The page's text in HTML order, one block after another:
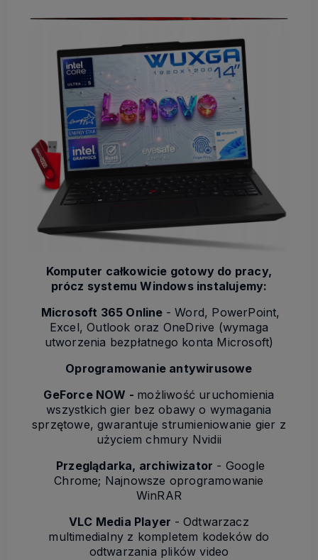
Komputer całkowicie gotowy do pracy,
prócz systemu Windows instalujemy:
Microsoft 365 Online - Word, PowerPoint,
Excel, Outlook oraz OneDrive (wymaga
utworzenia bezpłatnego konta Microsoft)
Oprogramowanie antywirusowe
GeForce NOW - możliwość uruchomienia
wszystkich gier bez obawy o wymagania
sprzętowe, gwarantuje strumieniowanie gier z
użyciem chmury Nvidii
Przeglądarka, archiwizator - Google
Chrome; Najnowsze oprogramowanie
WinRAR
VLC Media Player - Odtwarzacz
multimedialny z kompletem kodeków do
odtwarzania plików video